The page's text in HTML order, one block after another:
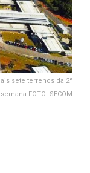
sete terrenos da 2ª
FOTO: SECOM